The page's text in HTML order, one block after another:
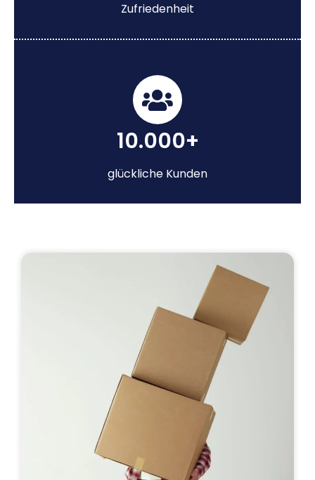
Zufriedenheit
10.000+
glückliche Kunden